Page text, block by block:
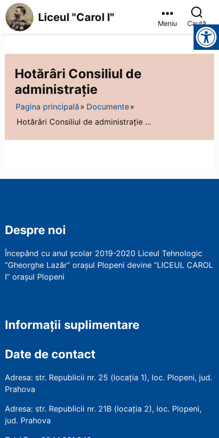
Liceul "Carol I" Meniu Caută
Instrumente pentru accesibilitate
Hotărâri Consiliul de
administrație
Pagina principală
Documente
Hotărâri Consiliul de administrație ...
Despre noi
Începând cu anul școlar 2019-2020 Liceul Tehnologic
“Gheorghe Lazăr” orașul Plopeni devine ”LICEUL CAROL
I” orașul Plopeni
Informații suplimentare
Date de contact
Adresa: str. Republicii nr. 25 (locația 1), loc. Plopeni, jud.
Prahova
Adresa: str. Republicii nr. 21B (locația 2), loc. Plopeni,
jud. Prahova